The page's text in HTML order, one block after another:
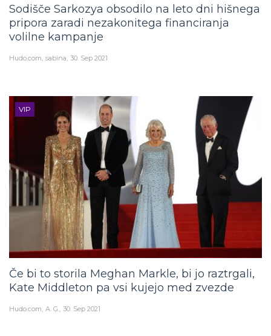
Sodišče Sarkozya obsodilo na leto dni hišnega
pripora zaradi nezakonitega financiranja
volilne kampanje
Hudo.com sabina 30. Sep 2021
VIP
Če bi to storila Meghan Markle, bi jo raztrgali,
Kate Middleton pa vsi kujejo med zvezde
Hudo.com A. G. 30. Sep 2021